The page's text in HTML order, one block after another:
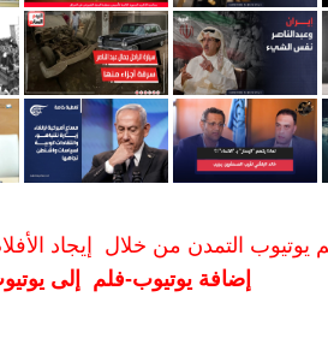
يوتيوب التمدن من خلال إيجاد
إضافة يوتيوب-فلم إلى